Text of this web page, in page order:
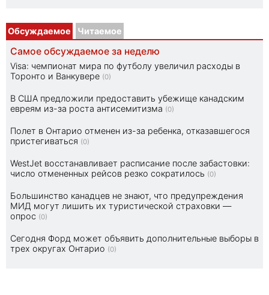
Обсуждаемое Читаемое
Самое обсуждаемое за неделю
Visa: чемпионат мира по футболу увеличил расходы в
Торонто и Ванкувере (0)
В США предложили предоставить убежище канадским
евреям из-за роста антисемитизма (0)
Полет в Онтарио отменен из-за ребенка, отказавшегося
пристегиваться (0)
WestJet восстанавливает расписание после забастовки:
число отмененных рейсов резко сократилось (0)
Большинство канадцев не знают, что предупреждения
МИД могут лишить их туристической страховки —
опрос (0)
Сегодня Форд может объявить дополнительные выборы в
трех округах Онтарио (0)